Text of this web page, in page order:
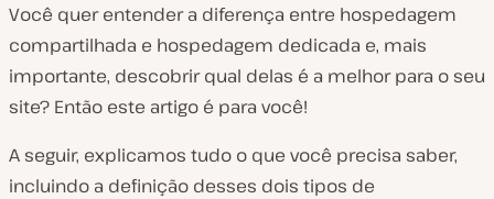
Você quer entender a diferença entre hospedagem
compartilhada e hospedagem dedicada e, mais
importante, descobrir qual delas é a melhor para o seu
site? Então este artigo é para você!
A seguir, explicamos tudo o que você precisa saber,
incluindo a definição desses dois tipos de